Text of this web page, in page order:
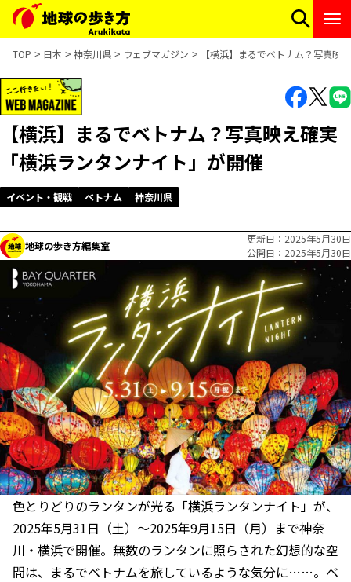
TOP 日本 神奈川県 ウェブマガジン 【横浜】まるでベトナム？写真映
【横浜】まるでベトナム？写真映え確実
「横浜ランタンナイト」が開催
イベント・観戦 ベトナム 神奈川県
地球の歩き方編集室
更新日
2025年5月30日
公開日
2025年5月30日
色とりどりのランタンが光る「横浜ランタンナイト」が、
2025年5月31日（土）〜2025年9月15日（月）まで神奈
川・横浜で開催。無数のランタンに照らされた幻想的な空
間は、まるでベトナムを旅しているような気分に……。ベ